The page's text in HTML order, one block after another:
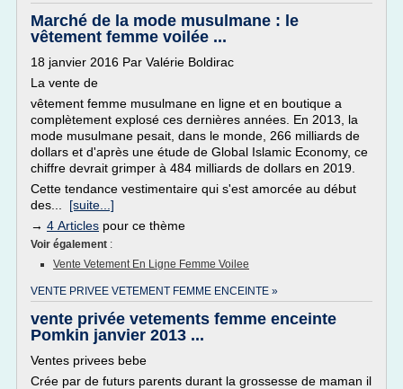
Marché de la mode musulmane : le
vêtement femme voilée ...
18 janvier 2016 Par Valérie Boldirac
La vente de
vêtement femme musulmane en ligne et en boutique a
complètement explosé ces dernières années. En 2013, la
mode musulmane pesait, dans le monde, 266 milliards de
dollars et d'après une étude de Global Islamic Economy, ce
chiffre devrait grimper à 484 milliards de dollars en 2019.
Cette tendance vestimentaire qui s'est amorcée au début
des... [suite...]
→ 4 Articles pour ce thème
Voir également :
Vente Vetement En Ligne Femme Voilee
VENTE PRIVEE VETEMENT FEMME ENCEINTE »
vente privée vetements femme enceinte
Pomkin janvier 2013 ...
Ventes privees bebe
Crée par de futurs parents durant la grossesse de maman il